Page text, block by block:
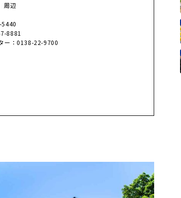
周辺
5440
8881
ー：0138-22-9700